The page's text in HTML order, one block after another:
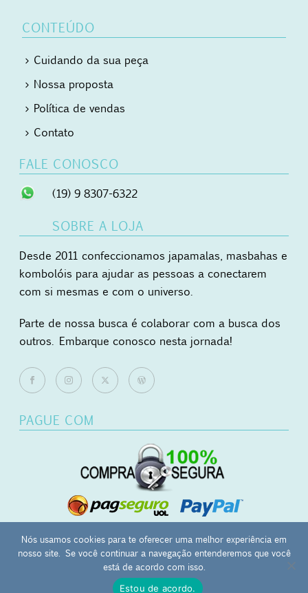
CONTEÚDO
Cuidando da sua peça
Nossa proposta
Política de vendas
Contato
FALE CONOSCO
(19) 9 8307-6322
SOBRE A LOJA
Desde 2011 confeccionamos japamalas, masbahas e
kombolóis para ajudar as pessoas a conectarem
com si mesmas e com o universo.
Parte de nossa busca é colaborar com a busca dos
outros. Embarque conosco nesta jornada!
PAGUE COM
Mãos Ocupadas - japamala | masbaha | kombolói - CNPJ:
27.657.120/0001-12 - Campinas-SP -
Nós usamos cookies para te oferecer uma melhor experiência em
nosso site. Se você continuar a navegação entenderemos que você
está de acordo com isso.
Estou de acordo.